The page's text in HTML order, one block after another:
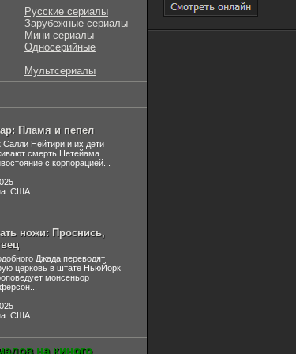
Русские сериалы
Зарубежные сериалы
Мини сериалы
Односерийные
Мультсериалы
Пламя и пепел
Салли Нейтири и их дети
смерть Нетейама
с корпорацией...
США
ножи: Проснись,
Джада переводят
церковь в штате НьюЙорк
монсеньор
США
на киного